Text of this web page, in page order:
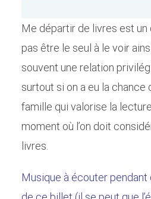
Me départir de livres est
pas être le seul à le voir
souvent une relation
surtout si on a eu la chance
famille qui valorise la
moment où l’on doit
livres.
Musique à écouter